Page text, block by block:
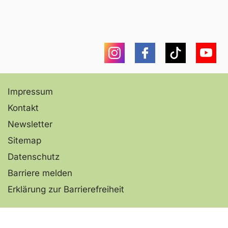
Instagram Facebook Tiktok
Impressum
Kontakt
Newsletter
Sitemap
Datenschutz
Barriere melden
Erklärung zur Barrierefreiheit